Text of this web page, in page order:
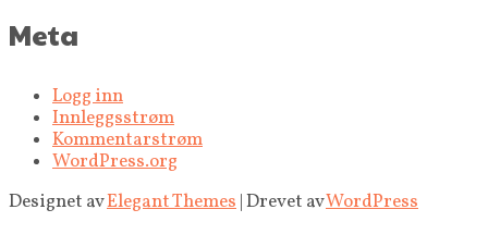
Meta
Logg inn
Innleggsstrøm
Kommentarstrøm
WordPress.org
Designet avElegant Themes | Drevet avWordPress